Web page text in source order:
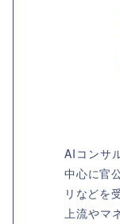
AIコンサ
中心に官
リなどを
上流やマ